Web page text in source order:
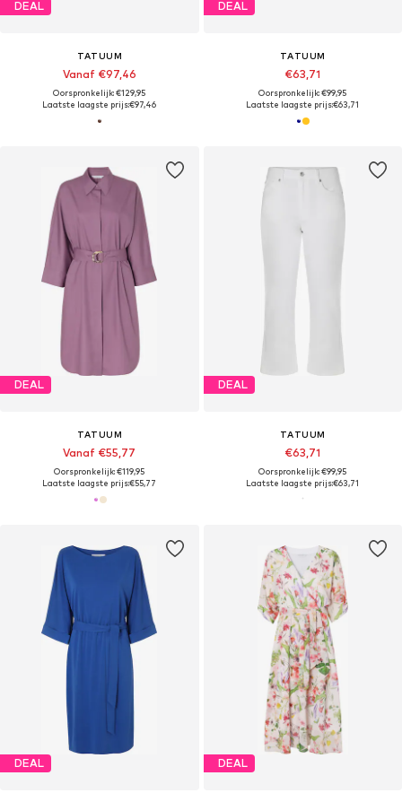
DEAL
TATUUM
Vanaf €97,46
Oorspronkelijk: €129,95
Laatste laagste prijs:€97,46
DEAL
TATUUM
€63,71
Oorspronkelijk: €99,95
Laatste laagste prijs:€63,71
DEAL
TATUUM
Vanaf €55,77
Oorspronkelijk: €119,95
Laatste laagste prijs:€55,77
DEAL
TATUUM
€63,71
Oorspronkelijk: €99,95
Laatste laagste prijs:€63,71
DEAL DEAL